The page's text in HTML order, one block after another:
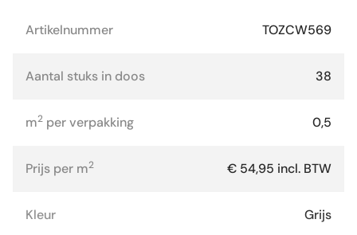
Artikelnummer TOZCW569
Aantal stuks in doos 38
m2 per verpakking 0,5
Prijs per m2 € 54,95 incl. BTW
Kleur Grijs